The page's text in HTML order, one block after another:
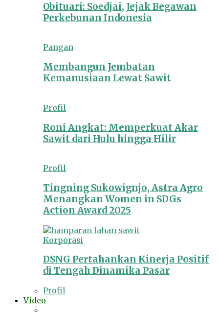
Obituari: Soedjai, Jejak Begawan
Perkebunan Indonesia
Pangan
Membangun Jembatan
Kemanusiaan Lewat Sawit
Profil
Roni Angkat: Memperkuat Akar
Sawit dari Hulu hingga Hilir
Profil
Tingning Sukowignjo, Astra Agro
Menangkan Women in SDGs
Action Award 2025
Korporasi
DSNG Pertahankan Kinerja Positif
di Tengah Dinamika Pasar
Profil
Video